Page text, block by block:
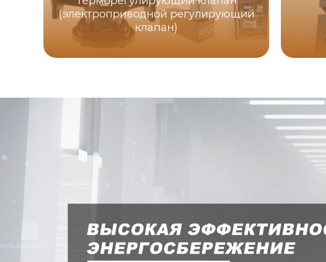
(электроприводной регулирующий
клапан)